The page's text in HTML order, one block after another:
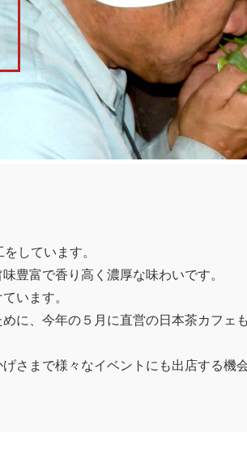
しています。
豊富で香り高く濃厚な味わいです。
います。
に、今年の５月に直営の日本茶カフェ
さまで様々なイベントにも出店する機